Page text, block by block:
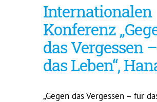
Internationalen
Konferenz
das Vergessen
das Leben“,
„Gegen das Vergessen – für